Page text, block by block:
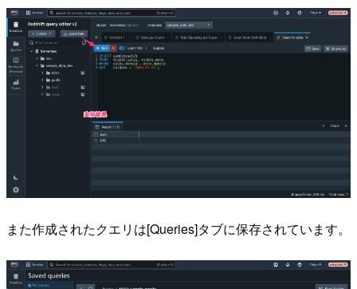
また作成されたクエリは[Queries]タブに保存されています。